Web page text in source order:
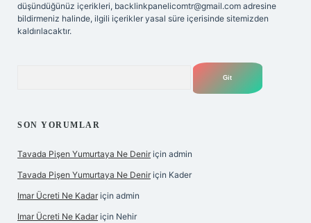
düşündüğünüz içerikleri, backlinkpanelicomtr@gmail.com adresine
bildirmeniz halinde, ilgili içerikler yasal süre içerisinde sitemizden
kaldırılacaktır.
SON YORUMLAR
Tavada Pişen Yumurtaya Ne Denir için admin
Tavada Pişen Yumurtaya Ne Denir için Kader
Imar Ücreti Ne Kadar için admin
Imar Ücreti Ne Kadar için Nehir